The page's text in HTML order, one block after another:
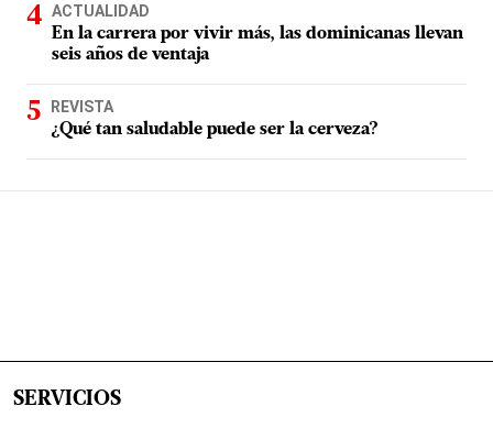
ACTUALIDAD
En la carrera por vivir más, las dominicanas llevan
seis años de ventaja
REVISTA
¿Qué tan saludable puede ser la cerveza?
SERVICIOS